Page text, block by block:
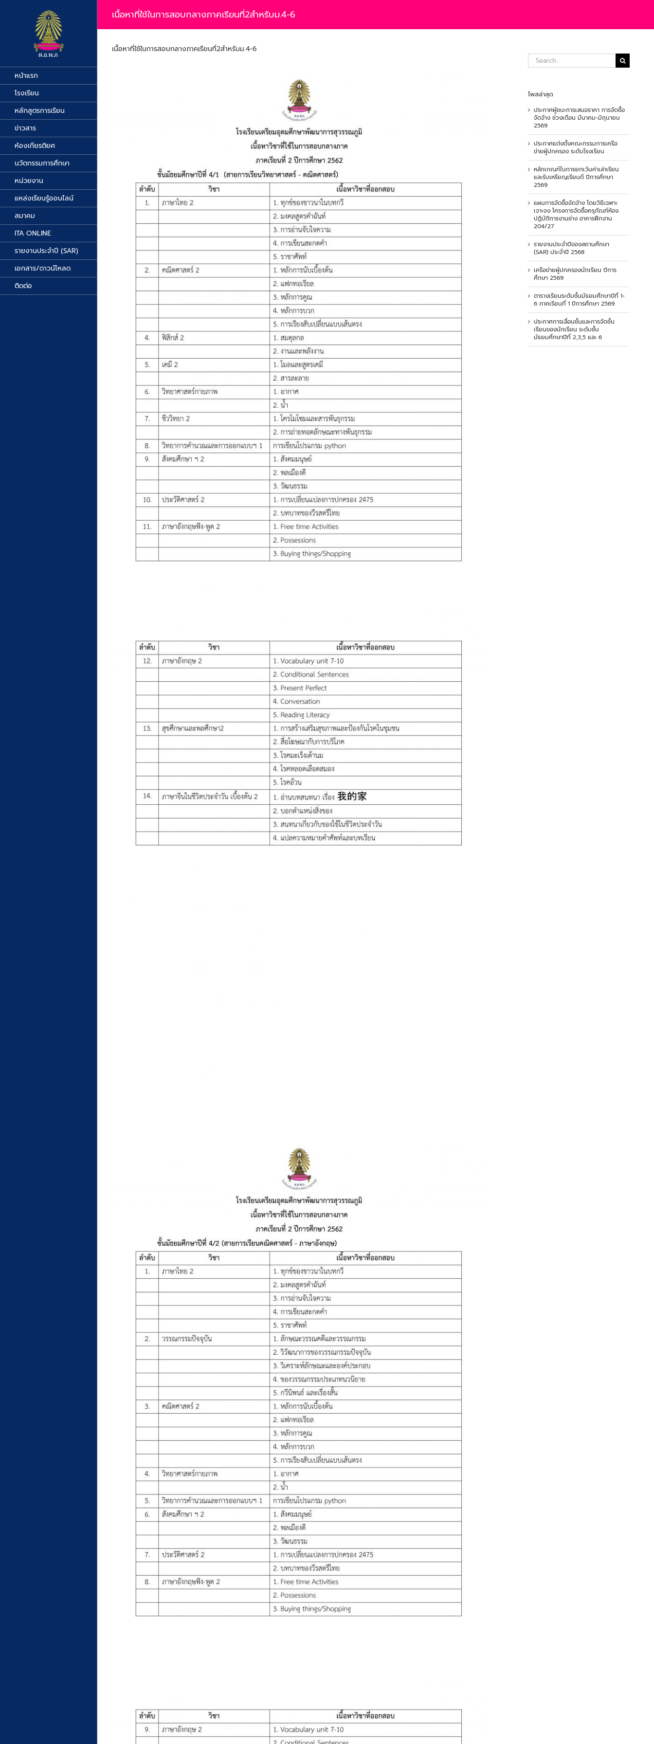
หน้าแรก
โรงเรียน
หลักสูตรการเรียน
ข่าวสาร
ห้องเกียรติยศ
นวัตกรรมการศึกษา
หน่วยงาน
แหล่งเรียนรู้ออนไลน์
สมาคม
ITA ONLINE
รายงานประจำปี (SAR)
เอกสาร/ดาวน์โหลด
ติดต่อ
เนื้อหาที่ใช้ในการสอบกลางภาคเรียนที่2สำหรับม.4-6
เนื้อหาที่ใช้ในการสอบกลางภาคเรียนที่2สำหรับม.4-6
Search
for:
โพสล่าสุด
ประกาศผู้ชนะการเสนอราคา การจัดซื้อ
จัดจ้าง ช่วงเดือน มีนาคม-มิถุนายน
2569
ประกาศแต่งตั้งคณะกรรมการเครือ
ข่ายผู้ปกครอง ระดับโรงเรียน
หลักเกณฑ์ในการยกเว้นค่าเล่าเรียน
และรับเหรียญเรียนดี ปีการศึกษา
2569
แผนการจัดซื้อจัดจ้าง โดยวิธีเฉพาะ
เจาะจง โครงการจัดซื้อครุภัณฑ์ห้อง
ปฏิบัติการงานช่าง อาคารฝึกงาน
204/27
รายงานประจำปีของสถานศึกษา
(SAR) ประจำปี 2568
เครือข่ายผู้ปกครองนักเรียน ปีการ
ศึกษา 2569
ตารางเรียนระดับชั้นมัธยมศึกษาปีที่ 1-
6 ภาคเรียนที่ 1 ปีการศึกษา 2569
ประกาศการเลื่อนชั้นและการจัดชั้น
เรียนของนักเรียน ระดับชั้น
มัธยมศึกษาปีที่ 2,3,5 และ 6